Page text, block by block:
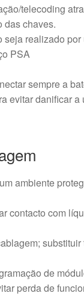
telecoding
das chaves.
seja realizado por
PSA
sempre a
evitar danificar a
ambiente
contacto com
de
perda de